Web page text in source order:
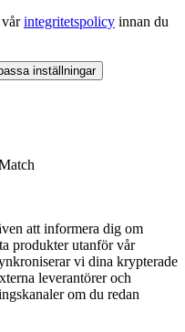
vårintegritetspolicy innan du
inställningar
att informera dig om
produkter utanför vår
vi dina krypterade
leverantörer och
om du redan